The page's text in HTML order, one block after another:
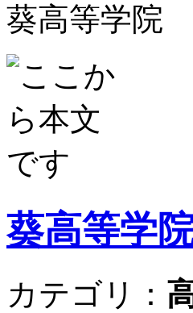
葵高等学院
葵高等学
カテゴリ：